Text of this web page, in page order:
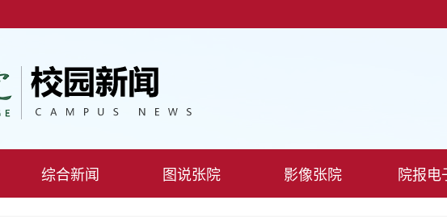
综合新闻 图说张院 影像张院 院报电